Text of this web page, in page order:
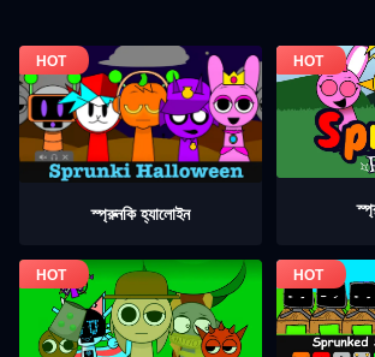
স্প্রুনকি হ্যালোইন